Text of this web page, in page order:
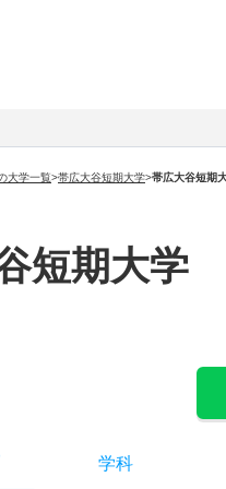
大学一覧>帯広大谷短期大学>帯広大谷短期
短期大学
学科